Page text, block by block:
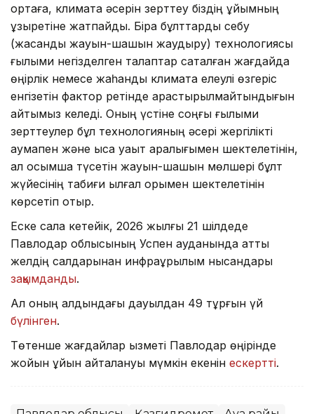
ортаға, климатқа әсерін зерттеу біздің ұйымның
құзыретіне жатпайды. Бірақ бұлттарды себу
(жасанды жауын-шашын жаудыру) технологиясы
ғылыми негізделген талаптар сақталған жағдайда
өңірлік немесе жаһандық климатқа елеулі өзгеріс
енгізетін фактор ретінде қарастырылмайтындығын
айтқымыз келеді. Оның үстіне соңғы ғылыми
зерттеулер бұл технологияның әсері жергілікті
аумақпен және қысқа уақыт аралығымен шектелетінін,
ал қосымша түсетін жауын-шашын мөлшері бұлт
жүйесінің табиғи ылғал қорымен шектелетінін
көрсетіп отыр.
Еске сала кетейік, 2026 жылғы 21 шілдеде
Павлодар облысының Успен ауданында қатты
желдің салдарынан инфрақұрылым нысандары
зақымданды.
Ал оның алдындағы дауылдан 49 тұрғын үй
бүлінген.
Төтенше жағдайлар қызметі Павлодар өңірінде
жойқын құйын қайталануы мүмкін екенін ескертті.